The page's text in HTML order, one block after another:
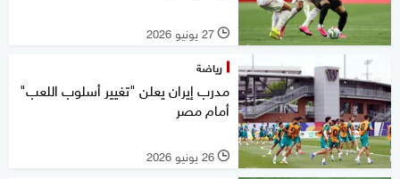
l 27 يونيو 2026
رياضة
مدرب إيران يعلن "تغيير أسلوب اللعب"
أمام مصر
l 26 يونيو 2026